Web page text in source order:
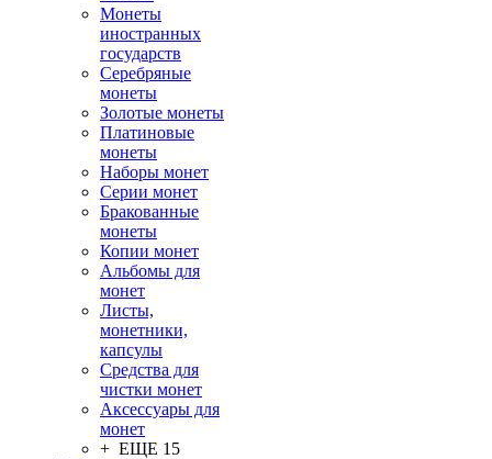
Монеты
иностранных
государств
Серебряные
монеты
Золотые монеты
Платиновые
монеты
Наборы монет
Серии монет
Бракованные
монеты
Копии монет
Альбомы для
монет
Листы,
монетники,
капсулы
Средства для
чистки монет
Аксессуары для
монет
+ ЕЩЕ 15